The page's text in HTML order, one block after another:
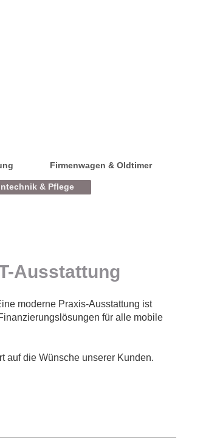
Firmenwagen & Oldtimer
& Pflege
Ausstattung
moderne Praxis-Ausstattung ist
für alle mobile
auf die Wünsche unserer Kunden.